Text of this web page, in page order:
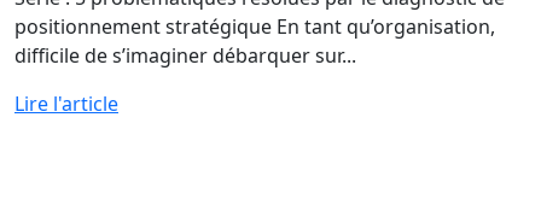
positionnement stratégique En tant qu’organisation,
difficile de s’imaginer débarquer sur...
Lire l'article